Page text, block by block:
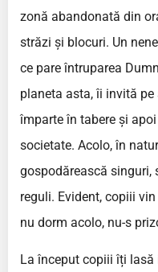
zonă abandonată din
străzi și blocuri. Un
ce pare întruparea
planeta asta, îi invită
împarte în tabere și
societate. Acolo, în
gospodărească singuri,
reguli. Evident, copiii
nu dorm acolo, nu-s
La început copiii îți lasă